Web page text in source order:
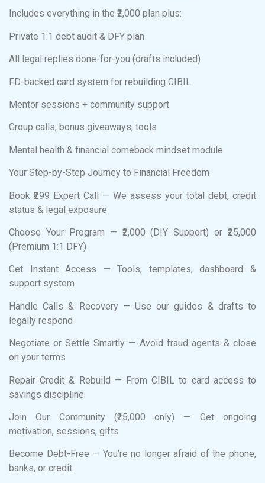
Includes everything in the ₹2,000 plan plus:
Private 1:1 debt audit & DFY plan
All legal replies done-for-you (drafts included)
FD-backed card system for rebuilding CIBIL
Mentor sessions + community support
Group calls, bonus giveaways, tools
Mental health & financial comeback mindset module
Your Step-by-Step Journey to Financial Freedom
Book ₹299 Expert Call — We assess your total debt, credit
status & legal exposure
Choose Your Program — ₹2,000 (DIY Support) or ₹25,000
(Premium 1:1 DFY)
Get Instant Access — Tools, templates, dashboard &
support system
Handle Calls & Recovery — Use our guides & drafts to
legally respond
Negotiate or Settle Smartly — Avoid fraud agents & close
on your terms
Repair Credit & Rebuild — From CIBIL to card access to
savings discipline
Join Our Community (₹25,000 only) — Get ongoing
motivation, sessions, gifts
Become Debt-Free — You’re no longer afraid of the phone,
banks, or credit.